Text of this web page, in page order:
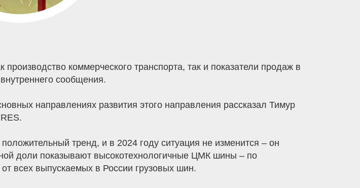
коммерческого транспорта, так и показатели продаж в
сообщения.
направлениях развития этого направления рассказал Тимур
тренд, и в 2024 году ситуация не изменится – он
доли показывают высокотехнологичные ЦМК шины – по
всех выпускаемых в России грузовых шин.